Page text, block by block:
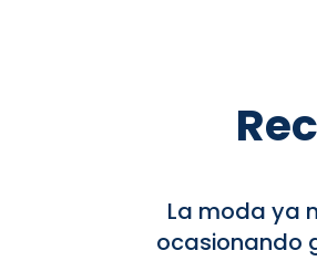
La moda ya
ocasionando